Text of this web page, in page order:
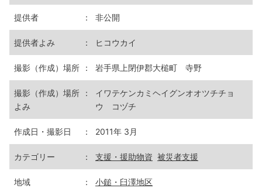
提供者 ： 非公開
提供者よみ ： ヒコウカイ
撮影（作成）場所 ： 岩手県上閉伊郡大槌町 寺野
撮影（作成）場所
よみ
：
イワテケンカミヘイグンオオツチチョ
ウ コヅチ
作成日・撮影日 ： 2011年 3月
カテゴリー ： 支援・援助物資 被災者支援
地域 ： 小鎚・臼澤地区